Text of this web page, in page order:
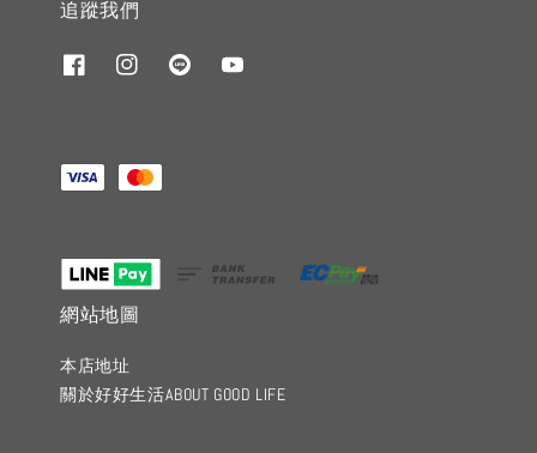
追蹤我們
網站地圖
本店地址
關於好好生活ABOUT GOOD LIFE